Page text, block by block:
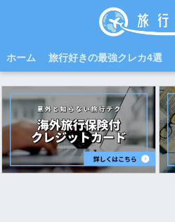
ホーム 旅行好きの最強クレカ4選